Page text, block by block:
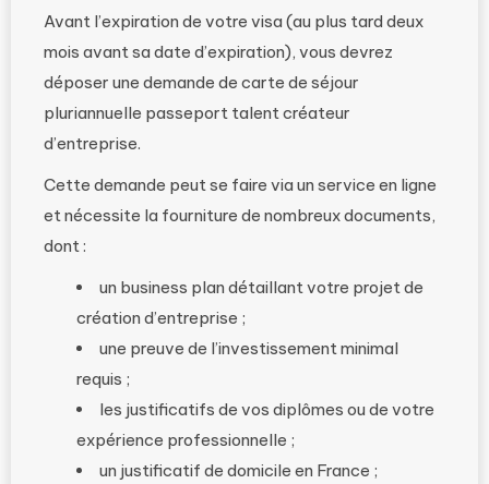
Avant l’expiration de votre visa (au plus tard deux
mois avant sa date d’expiration), vous devrez
déposer une demande de carte de séjour
pluriannuelle passeport talent créateur
d’entreprise.
Cette demande peut se faire via un service en ligne
et nécessite la fourniture de nombreux documents,
dont :
un business plan détaillant votre projet de
création d’entreprise ;
une preuve de l’investissement minimal
requis ;
les justificatifs de vos diplômes ou de votre
expérience professionnelle ;
un justificatif de domicile en France ;